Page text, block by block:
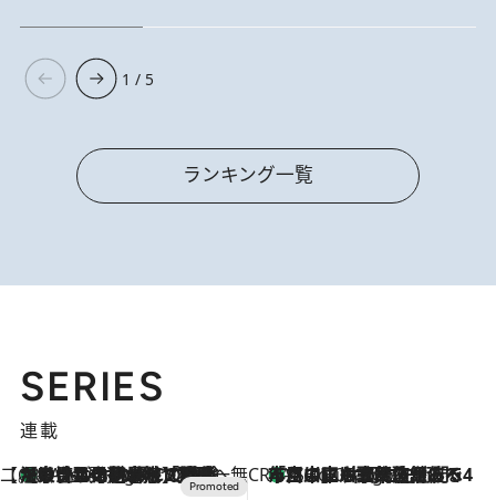
1 / 5
ランキング一覧
SERIES
連載
【CREA×星野リゾート】唯一無二。癒しと発見が待つ場所へ
2 Hours Ago
【トンボの足水浴】ヒノキの香りに包まれて涼感マックス！約13℃の湧水かけ流しを避暑地「星野温泉 トンボの湯」で体験 CREA'S CHOICE
4 Hours Ago
「立川にも歌舞伎があるんだよ」 片岡仁左衛門・市川中車ら豪華座組みで4年目の立川立飛歌舞伎へ